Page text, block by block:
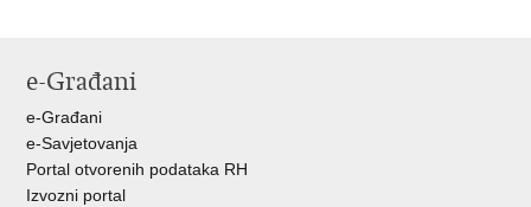
e-Građani
e-Građani
e-Savjetovanja
Portal otvorenih podataka RH
Izvozni portal